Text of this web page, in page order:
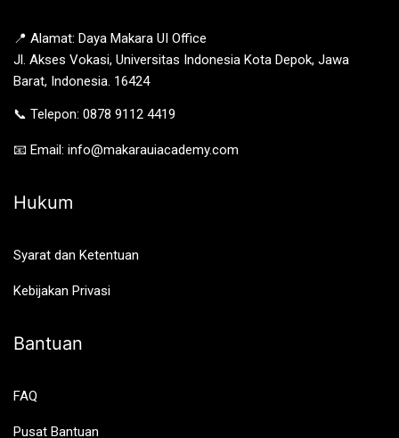
📍 Alamat: Daya Makara UI Office
Jl. Akses Vokasi, Universitas Indonesia Kota Depok, Jawa
Barat, Indonesia. 16424
📞 Telepon: 0878 9112 4419
📧 Email: info@makarauiacademy.com
Hukum
Syarat dan Ketentuan
Kebijakan Privasi
Bantuan
FAQ
Pusat Bantuan